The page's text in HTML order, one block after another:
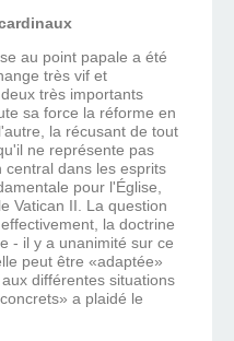
au point papale a été
très vif et
très importants
sa force la réforme en
la récusant de tout
ne représente pas
central dans les esprits
pour l'Église,
Vatican II. La question
la doctrine
- il y a unanimité sur ce
peut être «adaptée»
différentes situations
a plaidé le